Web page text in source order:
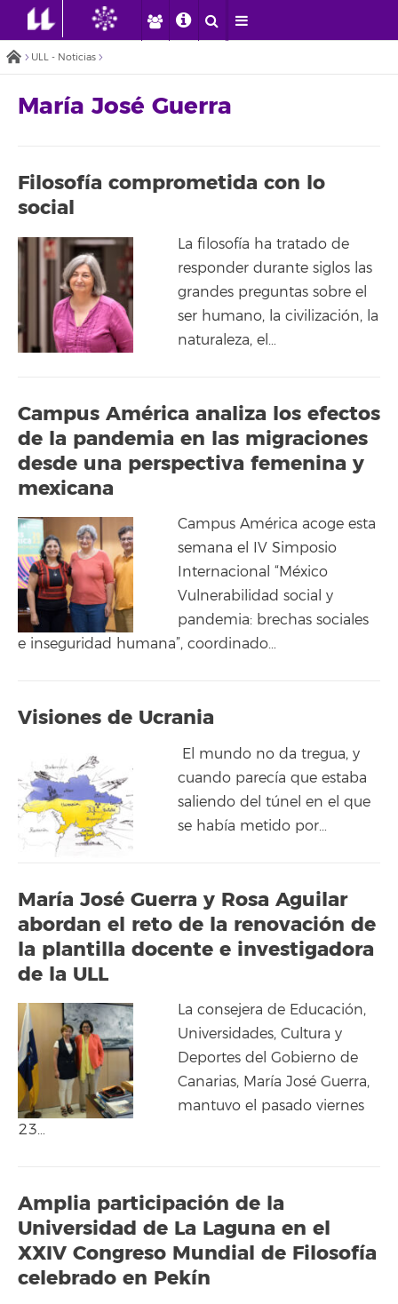
ULL - Noticias
María José Guerra
Filosofía comprometida con lo
social
La filosofía ha tratado de
responder durante siglos las
grandes preguntas sobre el
ser humano, la civilización, la
naturaleza, el…
Campus América analiza los efectos
de la pandemia en las migraciones
desde una perspectiva femenina y
mexicana
Campus América acoge esta
semana el IV Simposio
Internacional “México
Vulnerabilidad social y
pandemia: brechas sociales
e inseguridad humana”, coordinado…
Visiones de Ucrania
El mundo no da tregua, y
cuando parecía que estaba
saliendo del túnel en el que
se había metido por…
María José Guerra y Rosa Aguilar
abordan el reto de la renovación de
la plantilla docente e investigadora
de la ULL
La consejera de Educación,
Universidades, Cultura y
Deportes del Gobierno de
Canarias, María José Guerra,
mantuvo el pasado viernes
23…
Amplia participación de la
Universidad de La Laguna en el
XXIV Congreso Mundial de Filosofía
celebrado en Pekín